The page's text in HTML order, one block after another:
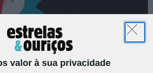
valor à sua privacidade